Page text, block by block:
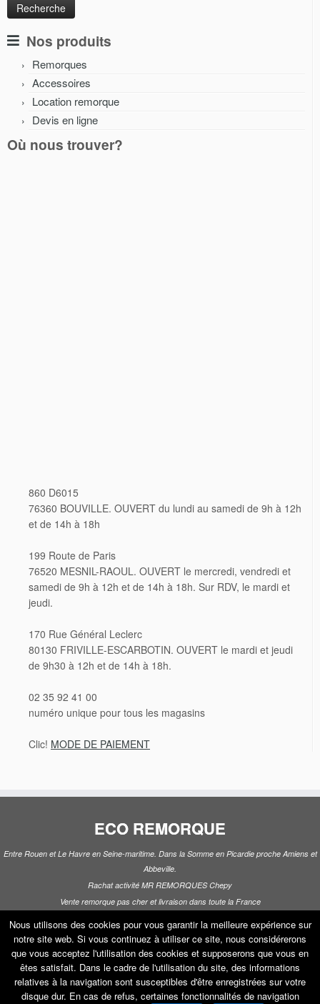
Nos produits
Remorques
Accessoires
Location remorque
Devis en ligne
Où nous trouver?
860 D6015
76360 BOUVILLE. OUVERT du lundi au samedi de 9h à 12h
et de 14h à 18h
199 Route de Paris
76520 MESNIL-RAOUL. OUVERT le mercredi, vendredi et
samedi de 9h à 12h et de 14h à 18h. Sur RDV, le mardi et
jeudi.
170 Rue Général Leclerc
80130 FRIVILLE-ESCARBOTIN. OUVERT le mardi et jeudi
de 9h30 à 12h et de 14h à 18h.
02 35 92 41 00
numéro unique pour tous les magasins
Clic! MODE DE PAIEMENT
ECO REMORQUE
Entre Rouen et Le Havre en Seine-maritime. Dans la Somme en Picardie proche Amiens et
Abbeville.
Rachat activité MR REMORQUES Chepy
Vente remorque pas cher et livraison dans toute la France
Constructeur remorque BORO VDM WEYTENS LIDER FRANC TRIGANO JALON
© 2026ECO REMORQUE ·Propulsé par ·Réalisé avec the Thème Customizr
Nous utilisons des cookies pour vous garantir la meilleure expérience sur
notre site web. Si vous continuez à utiliser ce site, nous considérerons
que vous acceptez l'utilisation des cookies et supposerons que vous en
êtes satisfait. Dans le cadre de l'utilisation du site, des informations
relatives à la navigation sont susceptibles d'être enregistrées sur votre
disque dur. En cas de refus, certaines fonctionnalités de navigation